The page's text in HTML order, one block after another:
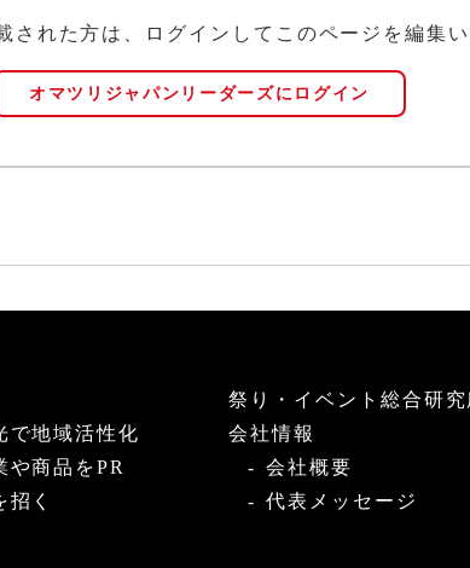
された方は、ログインしてこのページを編集い
オマツリジャパンリーダーズにログイン
で地域活性化
や商品をPR
く
祭り・イベント総合研究
会社情報
会社概要
代表メッセージ